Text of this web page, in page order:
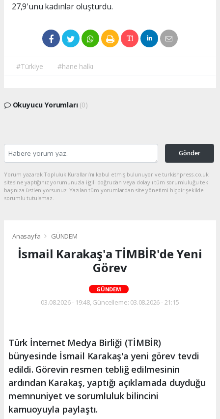
27,9'unu kadınlar oluşturdu.
#Türkiye #hane halkı
Okuyucu Yorumları (0)
Gönder
Yorum yazarak Topluluk Kuralları’nı kabul etmiş bulunuyor ve turkishpress.co.uk
sitesine yaptığınız yorumunuzla ilgili doğrudan veya dolaylı tüm sorumluluğu tek
başınıza üstleniyorsunuz. Yazılan tüm yorumlardan site yönetimi hiçbir şekilde
sorumlu tutulamaz.
Anasayfa GÜNDEM
İsmail Karakaş'a TİMBİR'de Yeni
Görev
GÜNDEM
03.08.2026 - 19:48, Güncelleme: 03.08.2026 - 21:15
Türk İnternet Medya Birliği (TİMBİR)
bünyesinde İsmail Karakaş'a yeni görev tevdi
edildi. Görevin resmen tebliğ edilmesinin
ardından Karakaş, yaptığı açıklamada duyduğu
memnuniyet ve sorumluluk bilincini
kamuoyuyla paylaştı.